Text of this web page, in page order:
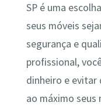
SP é uma
seus móveis
segurança e
profissional,
dinheiro e evitar
ao máximo seus